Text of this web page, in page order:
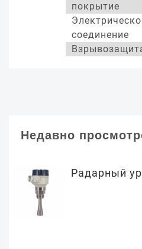
покрытие
соединение
Недавно
Радарный